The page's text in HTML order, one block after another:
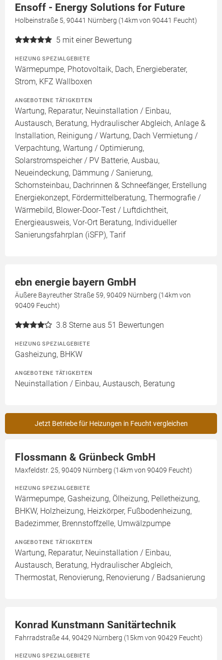
Ensoff - Energy Solutions for Future
Holbeinstraße 5, 90441 Nürnberg (14km von 90441 Feucht)
5 mit einer Bewertung
HEIZUNG SPEZIALGEBIETE
Wärmepumpe, Photovoltaik, Dach, Energieberater,
Strom, KFZ Wallboxen
ANGEBOTENE TÄTIGKEITEN
Wartung, Reparatur, Neuinstallation / Einbau,
Austausch, Beratung, Hydraulischer Abgleich, Anlage &
Installation, Reinigung / Wartung, Dach Vermietung /
Verpachtung, Wartung / Optimierung,
Solarstromspeicher / PV Batterie, Ausbau,
Neueindeckung, Dämmung / Sanierung,
Schornsteinbau, Dachrinnen & Schneefänger, Erstellung
Energiekonzept, Fördermittelberatung, Thermografie /
Wärmebild, Blower-Door-Test / Luftdichtheit,
Energieausweis, Vor-Ort Beratung, Individueller
Sanierungsfahrplan (iSFP), Tarif
ebn energie bayern GmbH
Äußere Bayreuther Straße 59, 90409 Nürnberg (14km von
90409 Feucht)
3.8 Sterne aus 51 Bewertungen
HEIZUNG SPEZIALGEBIETE
Gasheizung, BHKW
ANGEBOTENE TÄTIGKEITEN
Neuinstallation / Einbau, Austausch, Beratung
Jetzt Betriebe für Heizungen in Feucht vergleichen
Flossmann & Grünbeck GmbH
Maxfeldstr. 25, 90409 Nürnberg (14km von 90409 Feucht)
HEIZUNG SPEZIALGEBIETE
Wärmepumpe, Gasheizung, Ölheizung, Pelletheizung,
BHKW, Holzheizung, Heizkörper, Fußbodenheizung,
Badezimmer, Brennstoffzelle, Umwälzpumpe
ANGEBOTENE TÄTIGKEITEN
Wartung, Reparatur, Neuinstallation / Einbau,
Austausch, Beratung, Hydraulischer Abgleich,
Thermostat, Renovierung, Renovierung / Badsanierung
Konrad Kunstmann Sanitärtechnik
Fahrradstraße 44, 90429 Nürnberg (15km von 90429 Feucht)
HEIZUNG SPEZIALGEBIETE